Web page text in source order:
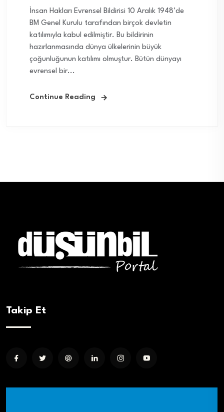
İnsan Hakları Evrensel Bildirisi 10 Aralık 1948’de
BM Genel Kurulu tarafından birçok devletin
katılımıyla kabul edilmiştir. Bu bildirinin
hazırlanmasında dünya ülkelerinin büyük
çoğunluğunun katılımı olmuştur. Bütün dünyayı
evrensel bir...
Continue Reading
Takip Et